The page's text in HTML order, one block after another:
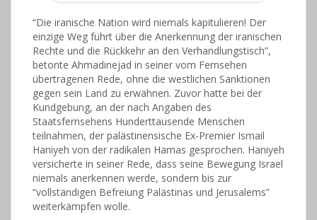
“Die iranische Nation wird niemals kapitulieren! Der
einzige Weg führt über die Anerkennung der iranischen
Rechte und die Rückkehr an den Verhandlungstisch”,
betonte Ahmadinejad in seiner vom Fernsehen
übertragenen Rede, ohne die westlichen Sanktionen
gegen sein Land zu erwähnen. Zuvor hatte bei der
Kundgebung, an der nach Angaben des
Staatsfernsehens Hunderttausende Menschen
teilnahmen, der palästinensische Ex-Premier Ismail
Haniyeh von der radikalen Hamas gesprochen. Haniyeh
versicherte in seiner Rede, dass seine Bewegung Israel
niemals anerkennen werde, sondern bis zur
“vollständigen Befreiung Palästinas und Jerusalems”
weiterkämpfen wolle.